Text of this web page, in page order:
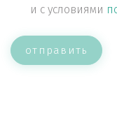
и с условиями
отправить